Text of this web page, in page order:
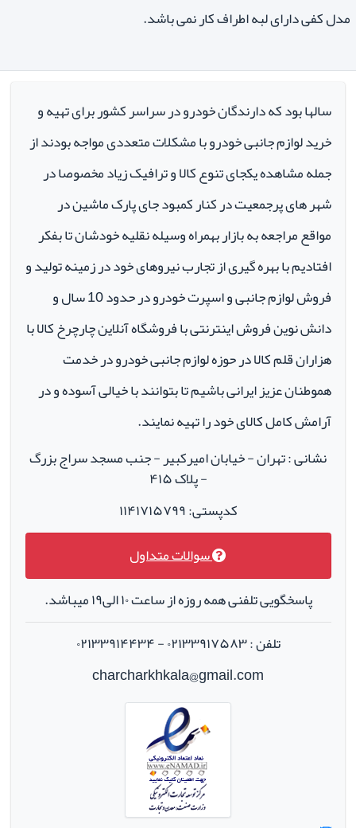
مدل کفی دارای لبه اطراف کار نمی باشد.
سالها بود که دارندگان خودرو در سراسر کشور برای تهیه و
خرید لوازم جانبی خودرو با مشکلات متعددی مواجه بودند از
جمله مشاهده یکجای تنوع کالا و ترافیک زیاد مخصوصا در
شهر های پرجمعیت در کنار کمبود جای پارک ماشین در
مواقع مراجعه به بازار بهمراه وسیله نقلیه خودشان تا بفکر
افتادیم با بهره گیری از تجارب نیروهای خود در زمینه تولید و
فروش لوازم جانبی و اسپرت خودرو در حدود 10 سال و
دانش نوین فروش اینترنتی با فروشگاه آنلاین چارچرخ کالا با
هزاران قلم کالا در حوزه لوازم جانبی خودرو در خدمت
هموطنان عزیز ایرانی باشیم تا بتوانند با خیالی آسوده و در
آرامش کامل کالای خود را تهیه نمایند.
نشانی : تهران - خیابان امیرکبیر - جنب مسجد سراج بزرگ
- پلاک ۴۱۵
کدپستی: ۱۱۴۱۷۱۵۷۹۹
سوالات متداول
پاسخگویی تلفنی همه روزه از ساعت ۱۰ الی۱۹ میباشد.
تلفن : ۰۲۱۳۳۹۱۷۵۸۳ - ۰۲۱۳۳۹۱۴۴۳۴
charcharkhkala@gmail.com